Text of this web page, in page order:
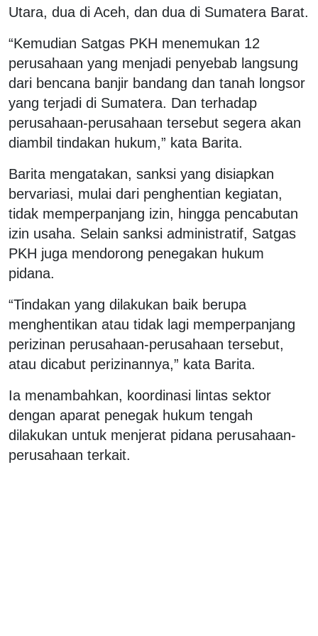
Utara, dua di Aceh, dan dua di Sumatera Barat.
“Kemudian Satgas PKH menemukan 12
perusahaan yang menjadi penyebab langsung
dari bencana banjir bandang dan tanah longsor
yang terjadi di Sumatera. Dan terhadap
perusahaan-perusahaan tersebut segera akan
diambil tindakan hukum,” kata Barita.
Barita mengatakan, sanksi yang disiapkan
bervariasi, mulai dari penghentian kegiatan,
tidak memperpanjang izin, hingga pencabutan
izin usaha. Selain sanksi administratif, Satgas
PKH juga mendorong penegakan hukum
pidana.
“Tindakan yang dilakukan baik berupa
menghentikan atau tidak lagi memperpanjang
perizinan perusahaan-perusahaan tersebut,
atau dicabut perizinannya,” kata Barita.
Ia menambahkan, koordinasi lintas sektor
dengan aparat penegak hukum tengah
dilakukan untuk menjerat pidana perusahaan-
perusahaan terkait.